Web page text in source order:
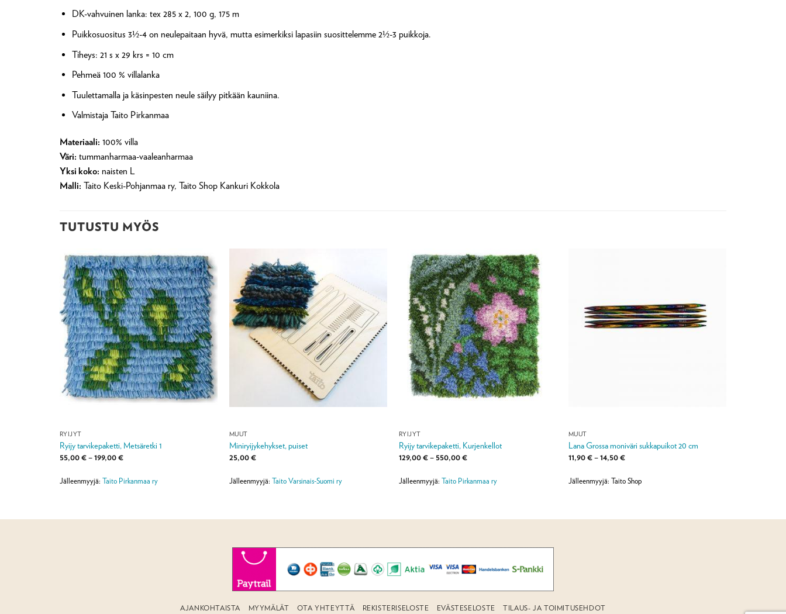
DK-vahvuinen lanka: tex 285 x 2, 100 g, 175 m
Puikkosuositus 3½-4 on neulepaitaan hyvä, mutta esimerkiksi lapasiin suosittelemme 2½-3 puikkoja.
Tiheys: 21 s x 29 krs = 10 cm
Pehmeä 100 % villalanka
Tuulettamalla ja käsinpesten neule säilyy pitkään kauniina.
Valmistaja Taito Pirkanmaa
Materiaali: 100% villa
Väri: tummanharmaa-vaaleanharmaa
Yksi koko: naisten L
Malli: Taito Keski-Pohjanmaa ry, Taito Shop Kankuri Kokkola
TUTUSTU MYÖS
RYIJYT
Ryijy tarvikepaketti, Metsäretki 1
55,00€–199,00€Hintaluokka:
199,00 €
Jälleenmyyjä: Taito Pirkanmaa ry
MUUT
Miniryijykehykset, puiset
25,00€
Jälleenmyyjä: Taito Varsinais-Suomi ry
RYIJYT
Ryijy tarvikepaketti, Kurjenkellot
129,00€– 550,00€Hintaluokka:
550,00 €
Jälleenmyyjä: Taito Pirkanmaa ry
MUUT
Lana Grossa moniväri sukkapuikot 20 cm
11,90€–14,50€Hintaluokka:
14,50 €
Jälleenmyyjä: Taito Shop
AJANKOHTAISTA MYYMÄLÄT OTA YHTEYTTÄ REKISTERISELOSTE EVÄSTESELOSTE TILAUS- JA TOIMITUSEHDOT